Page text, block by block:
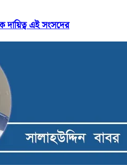
দায়িত্ব এই সংসদের